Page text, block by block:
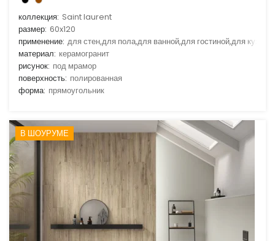
коллекция: Saint laurent
размер: 60x120
применение: для стен,для пола,для ванной,для гостиной,для кухни
материал: керамогранит
рисунок: под мрамор
поверхность: полированная
форма: прямоугольник
В ШОУРУМЕ